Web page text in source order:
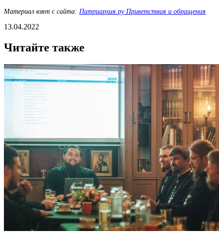
Материал взят с сайта: Патриархия.ру Приветствия и обращения
13.04.2022
Читайте также